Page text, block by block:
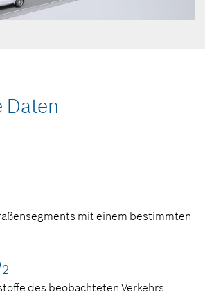
Daten
mit einem bestimmten
2
des beobachteten Verkehrs